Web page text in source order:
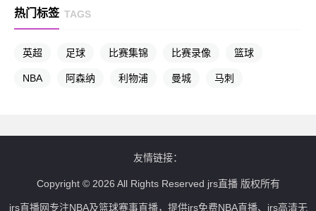
热门标签 TAGS
英超 足球 比赛集锦 比赛录像 篮球
NBA 阿森纳 利物浦 曼城 马刺
友情链接：
Copyright © 2026 All Rights Reserved jrs直播 版权所有
jrs直播网专注NBA及篮球赛事直播，提供jrs免费NBA直播、jrs高清无